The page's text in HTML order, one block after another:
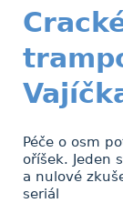
Péče o osm
oříšek. Jeden
a nulové
seriál